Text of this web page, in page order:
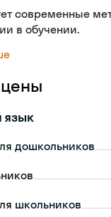
современные
в обучении.
цены
язык
дошкольников
школьников